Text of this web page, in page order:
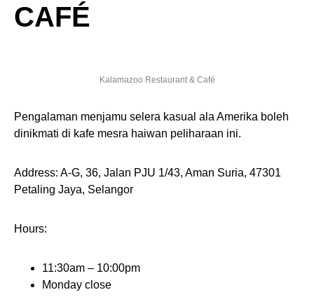
CAFÉ
Kalamazoo Restaurant & Café
Pengalaman menjamu selera kasual ala Amerika boleh
dinikmati di kafe mesra haiwan peliharaan ini.
Address: A-G, 36, Jalan PJU 1/43, Aman Suria, 47301
Petaling Jaya, Selangor
Hours:
11:30am – 10:00pm
Monday close